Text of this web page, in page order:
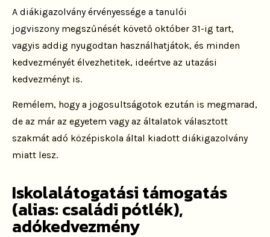
A diákigazolvány érvényessége a tanulói
jogviszony megszűnését követő október 31-ig tart,
vagyis addig nyugodtan használhatjátok, és minden
kedvezményét élvezhetitek, ideértve az utazási
kedvezményt is.
Remélem, hogy a jogosultságotok ezután is megmarad,
de az már az egyetem vagy az általatok választott
szakmát adó középiskola által kiadott diákigazolvány
miatt lesz.
Iskolalátogatási támogatás
(alias: családi pótlék),
adókedvezmény